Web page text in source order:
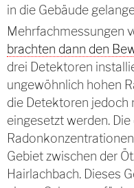
in die Gebäude
Mehrfachmessungen
brachten dann den
drei Detektoren
ungewöhnlich hohen
die Detektoren jedoch
eingesetzt werden.
Gebiet zwischen der
Hairlachbach. Dieses